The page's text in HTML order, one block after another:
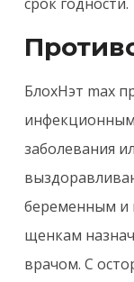
БлохНэт max
заболевания
беременным и
щенкам
врачом. С